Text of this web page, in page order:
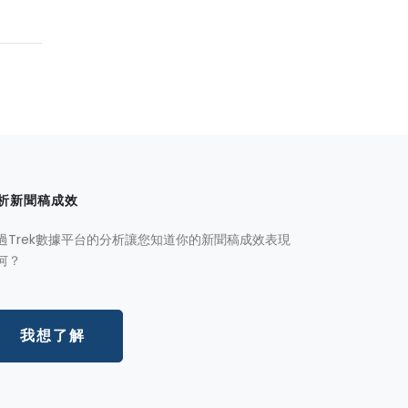
新聞稿成效
Trek數據平台的分析讓您知道你的新聞稿成效表現
？
我想了解